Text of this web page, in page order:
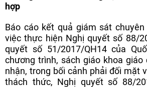
hợp
Báo cáo kết quả giám sát
việc thực hiện Nghị quyết số 88/
quyết số 51/2017/QH14 của
chương trình, sách giáo khoa giáo
nhận, trong bối cảnh phải đối mặt
thách thức, Nghị quyết số 88/